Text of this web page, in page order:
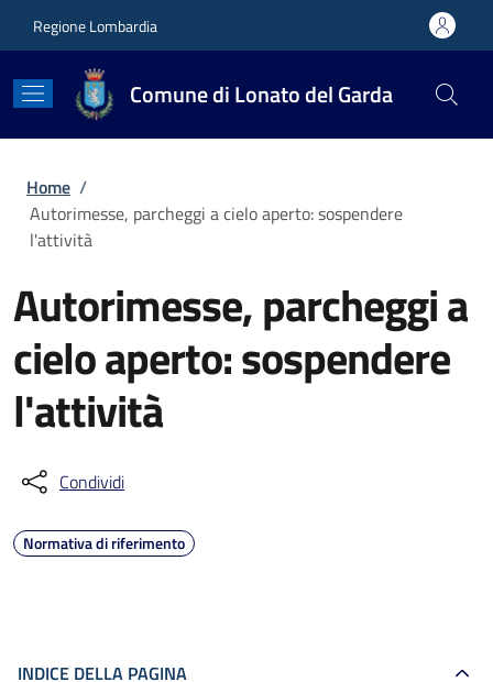
Regione Lombardia
Comune di Lonato del Garda
Briciole di pane
Home /
Autorimesse, parcheggi a cielo aperto: sospendere
l'attività
Autorimesse, parcheggi a
cielo aperto: sospendere
l'attività
Condividi
Normativa di riferimento
INDICE DELLA PAGINA